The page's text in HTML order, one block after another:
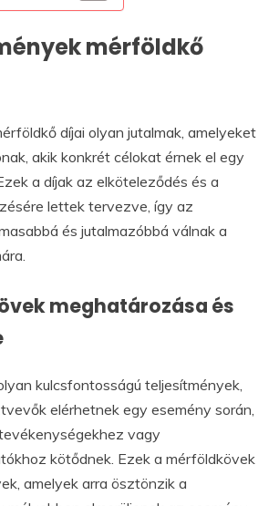
mérföldkő
díjai olyan jutalmak, amelyeket
akik konkrét célokat érnek el egy
a díjak az elköteleződés és a
lettek tervezve, így az
és jutalmazóbbá válnak a
meghatározása és
kulcsfontosságú teljesítmények,
elérhetnek egy esemény során,
vagy
kötődnek. Ezek a mérföldkövek
amelyek arra ösztönzik a